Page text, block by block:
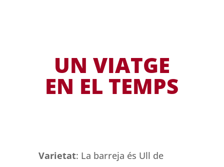
UN VIATGE
EN EL TEMPS
Varietat: La barreja és Ull de